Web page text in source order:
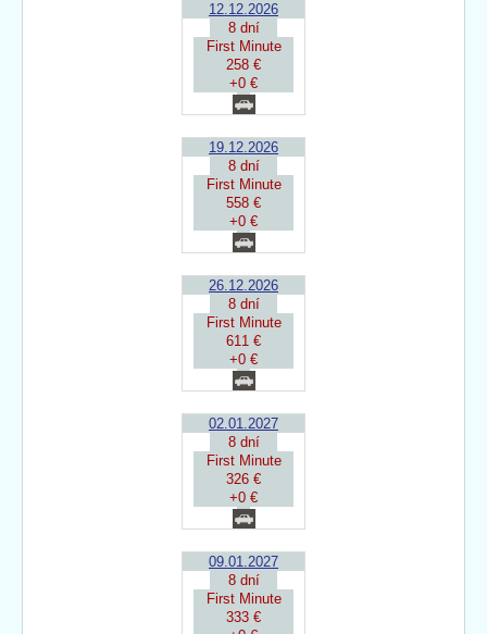
12.12.2026
8 dní
First Minute
258 €
+0 €
19.12.2026
8 dní
First Minute
558 €
+0 €
26.12.2026
8 dní
First Minute
611 €
+0 €
02.01.2027
8 dní
First Minute
326 €
+0 €
09.01.2027
8 dní
First Minute
333 €